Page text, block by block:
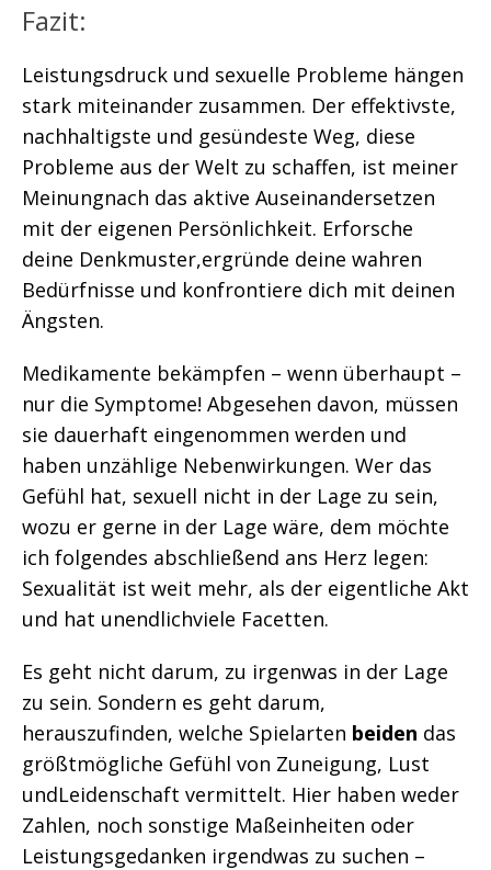
Fazit:
Leistungsdruck und sexuelle Probleme hängen
stark miteinander zusammen. Der effektivste,
nachhaltigste und gesündeste Weg, diese
Probleme aus der Welt zu schaffen, ist meiner
Meinungnach das aktive Auseinandersetzen
mit der eigenen Persönlichkeit. Erforsche
deine Denkmuster,ergründe deine wahren
Bedürfnisse und konfrontiere dich mit deinen
Ängsten.
Medikamente bekämpfen – wenn überhaupt –
nur die Symptome! Abgesehen davon, müssen
sie dauerhaft eingenommen werden und
haben unzählige Nebenwirkungen. Wer das
Gefühl hat, sexuell nicht in der Lage zu sein,
wozu er gerne in der Lage wäre, dem möchte
ich folgendes abschließend ans Herz legen:
Sexualität ist weit mehr, als der eigentliche Akt
und hat unendlichviele Facetten.
Es geht nicht darum, zu irgenwas in der Lage
zu sein. Sondern es geht darum,
herauszufinden, welche Spielarten beiden das
größtmögliche Gefühl von Zuneigung, Lust
undLeidenschaft vermittelt. Hier haben weder
Zahlen, noch sonstige Maßeinheiten oder
Leistungsgedanken irgendwas zu suchen –